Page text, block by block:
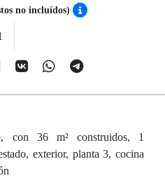
no incluídos)
con 36 m² construidos, 1
exterior, planta 3, cocina